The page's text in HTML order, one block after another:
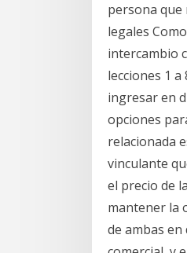
persona que
legales
intercambio
lecciones 1
ingresar en
opciones
relacionada
vinculante
el precio de
mantener la
de ambas